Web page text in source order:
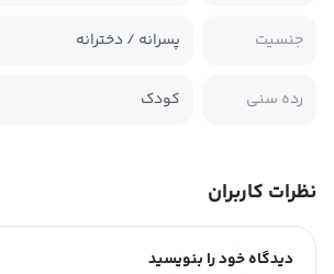
جنسیت پسرانه / دخترانه
رده سنی کودک
نظرات کاربران
دیدگاه خود را بنویسید